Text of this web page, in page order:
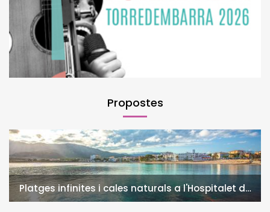
Propostes
Platges infinites i cales naturals a l'Hospitalet de
l'Infant i la Vall de Llors